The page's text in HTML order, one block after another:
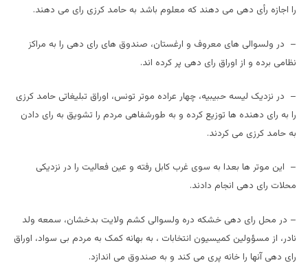
را اجازه رأی دهی می دهند که معلوم باشد به حامد کرزی رای می دهند.
– در ولسوالی های معروف و ارغستان، صندوق های رای دهی را به مراکز
نظامی برده و از اوراق رای دهی پر کرده اند.
– در نزدیک لیسه حبیبیه، چهار عراده موتر تونس، اوراق تبلیغاتی حامد کرزی
را به رای دهنده ها توزیع کرده و به طورشفاهی مردم را تشویق به رای دادن
به حامد کرزی می کردند.
– این موتر ها بعدا به سوی غرب کابل رفته و عین فعالیت را در نزدیکی
محلات رای دهی انجام دادند.
– در محل رای دهی خشکه دره ولسوالی کشم ولایت بدخشان، سمعه ولد
نادر، از مسؤولین کمیسیون انتخابات ، به بهانه کمک به مردم بی سواد، اوراق
رای دهی آنها را خانه پری می کند و به صندوق می اندازد.